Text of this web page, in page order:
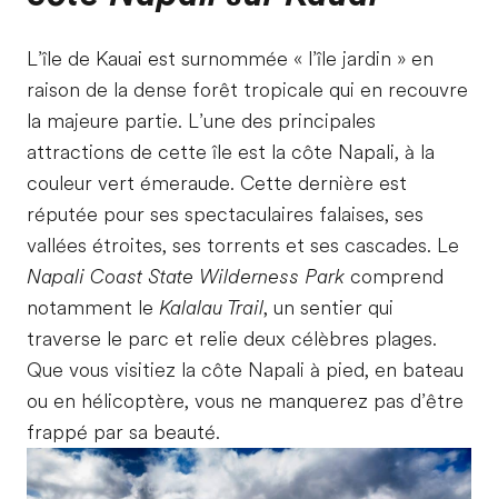
L’île de Kauai est surnommée « l’île jardin » en
raison de la dense forêt tropicale qui en recouvre
la majeure partie. L’une des principales
attractions de cette île est la côte Napali, à la
couleur vert émeraude. Cette dernière est
réputée pour ses spectaculaires falaises, ses
vallées étroites, ses torrents et ses cascades. Le
Napali Coast State Wilderness Park comprend
notamment le Kalalau Trail, un sentier qui
traverse le parc et relie deux célèbres plages.
Que vous visitiez la côte Napali à pied, en bateau
ou en hélicoptère, vous ne manquerez pas d’être
frappé par sa beauté.